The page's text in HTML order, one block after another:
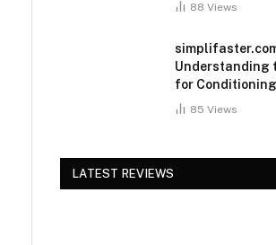
88 Views
Understanding
for
85 Views
LATEST REVIEWS